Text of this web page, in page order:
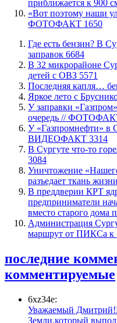
приближается к 900
«Вот поэтому наши
ФОТОФАКТ 1650
​Где есть бензин? В
заправок 6684
В 32 микрорайоне
детей с ОВЗ 5571
​Последняя капля…
Яркое лето с
​У заправки
очередь //
У «Газпромнефти» в
ВИДЕОФАКТ 3314
​В Сургуте что-то
3084
​Уничтожение
разъедает ткань
​В преддверии КРТ
предприниматели
вместо старого дома
​Администрация
маршрут от ПИКСа к
последние
комментируемые
6xz34e:
Уважаемый
Земли.который